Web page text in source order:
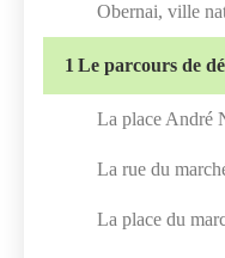
Obernai, ville
1 Le parcours de
La place André
La rue du
La place du